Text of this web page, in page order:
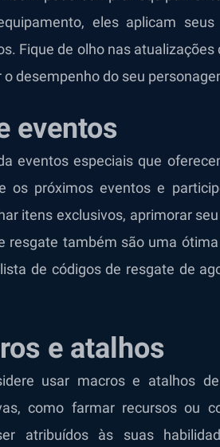
eles aplicam
Fique de olho nas
desempenho do seu
eventos
eventos especiais que
os próximos eventos e
itens exclusivos, aprimorar
resgate também são uma
de códigos de resgate de
e atalhos
usar macros e atalhos
como farmar recursos ou
atribuídos às suas